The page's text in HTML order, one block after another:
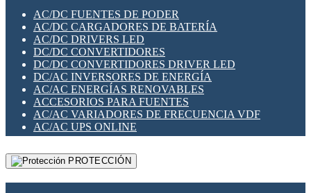
SWITCH Y MICROSWITCH
TARJETAS PI
UNIÓN Y DERIVACIÓN DE CABLE
PLACAS MODULARES IOT
SWITCHES Y REDES WIFI
SOLUCIONES IOT
SOLUCIONES LORAWAN
SOLUCIONES RED CELULAR
SEGURIDAD PARA REDES
SWITCHES LAN
TELEFONÍA IP (VOIP)
VIGILANCIA IP (CCTV)
MESHTASTIC
AC/DC FUENTES DE PODER
AC/DC CARGADORES DE BATERÍA
AC/DC DRIVERS LED
DC/DC CONVERTIDORES
DC/DC CONVERTIDORES DRIVER LED
DC/AC INVERSORES DE ENERGÍA
AC/AC ENERGÍAS RENOVABLES
ACCESORIOS PARA FUENTES
AC/AC VARIADORES DE FRECUENCIA VDF
AC/AC UPS ONLINE
PROTECCIÓN